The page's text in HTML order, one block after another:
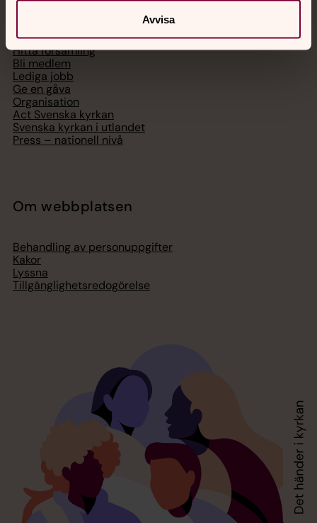
Avvisa
Hitta församling
Bli medlem
Lediga jobb
Ge en gåva
Organisation
Act Svenska kyrkan
Svenska kyrkan i utlandet
Press – nationell nivå
Om webbplatsen
Behandling av personuppgifter
Kakor
Lyssna
Tillgänglighetsredogörelse